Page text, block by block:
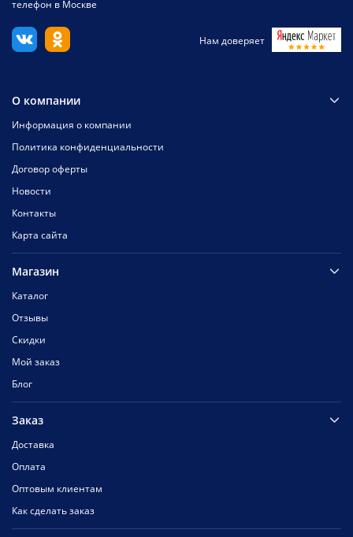
телефон в Москве
Нам доверяет
О компании
Информация о компании
Политика конфиденциальности
Договор оферты
Новости
Контакты
Карта сайта
Магазин
Каталог
Отзывы
Скидки
Мой заказ
Блог
Заказ
Доставка
Оплата
Оптовым клиентам
Как сделать заказ